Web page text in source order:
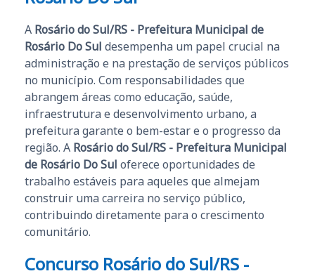
A Rosário do Sul/RS - Prefeitura Municipal de
Rosário Do Sul desempenha um papel crucial na
administração e na prestação de serviços públicos
no município. Com responsabilidades que
abrangem áreas como educação, saúde,
infraestrutura e desenvolvimento urbano, a
prefeitura garante o bem-estar e o progresso da
região. A Rosário do Sul/RS - Prefeitura Municipal
de Rosário Do Sul oferece oportunidades de
trabalho estáveis para aqueles que almejam
construir uma carreira no serviço público,
contribuindo diretamente para o crescimento
comunitário.
Concurso Rosário do Sul/RS -